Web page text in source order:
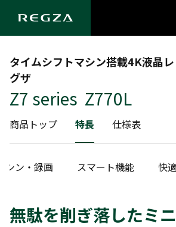
タイムシフトマシン搭載4K液晶レ
グザ
Z7 series Z770L
商品トップ 特長 仕様表
シン・録画 スマート機能 快
無駄を削ぎ落したミ